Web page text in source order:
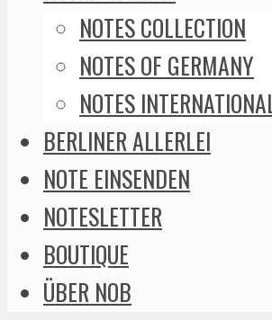
NOTES COLLECTION
NOTES OF GERMANY
NOTES INTERNATIONAL
BERLINER ALLERLEI
NOTE EINSENDEN
NOTESLETTER
BOUTIQUE
ÜBER NOB